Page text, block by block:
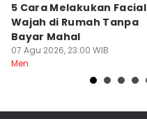
5 Cara Melakukan Facial
Wajah di Rumah Tanpa
Bayar Mahal
07 Agu 2026, 23:00 WIB
Men